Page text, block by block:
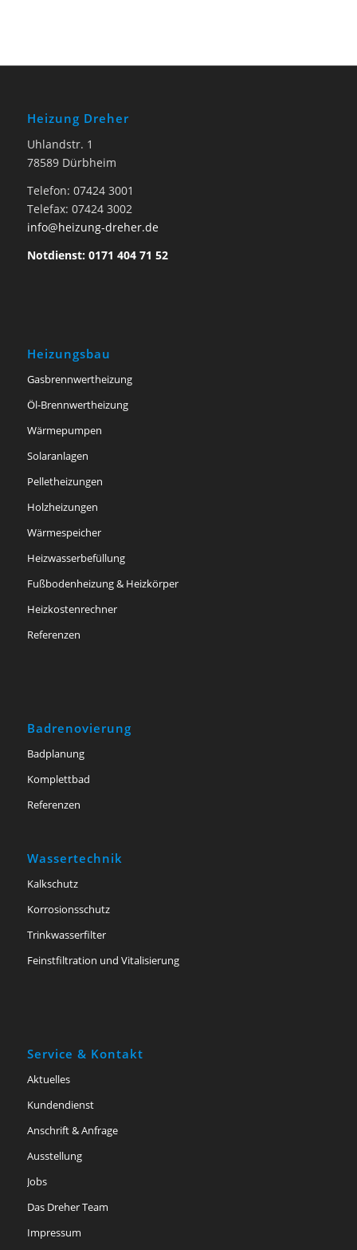
Heizung Dreher
Uhlandstr. 1
78589 Dürbheim
Telefon: 07424 3001
Telefax: 07424 3002
info@heizung-dreher.de
Notdienst: 0171 404 71 52
Heizungsbau
Gasbrennwertheizung
Öl-Brennwertheizung
Wärmepumpen
Solaranlagen
Pelletheizungen
Holzheizungen
Wärmespeicher
Heizwasserbefüllung
Fußbodenheizung & Heizkörper
Heizkostenrechner
Referenzen
Badrenovierung
Badplanung
Komplettbad
Referenzen
Wassertechnik
Kalkschutz
Korrosionsschutz
Trinkwasserfilter
Feinstfiltration und Vitalisierung
Service & Kontakt
Aktuelles
Kundendienst
Anschrift & Anfrage
Ausstellung
Jobs
Das Dreher Team
Impressum